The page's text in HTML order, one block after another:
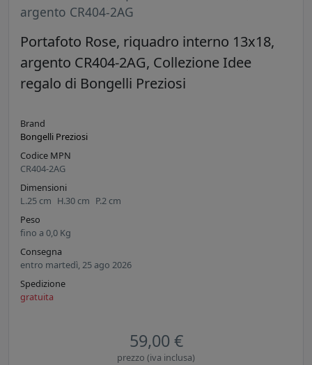
argento CR404-2AG
Portafoto Rose, riquadro interno 13x18,
argento CR404-2AG, Collezione Idee
regalo di Bongelli Preziosi
Brand
Bongelli Preziosi
Codice MPN
CR404-2AG
Dimensioni
L.25 cm H.30 cm P.2 cm
Peso
fino a 0,0 Kg
Consegna
entro martedì, 25 ago 2026
Spedizione
gratuita
59,00 €
prezzo (iva inclusa)